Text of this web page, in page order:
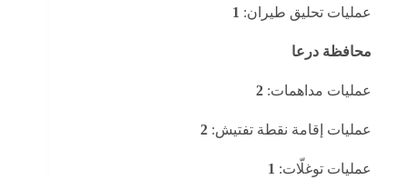
عمليات تحليق طيران: 1
محافظة درعا
عمليات مداهمات: 2
عمليات إقامة نقطة تفتيش: 2
عمليات توغلّات: 1